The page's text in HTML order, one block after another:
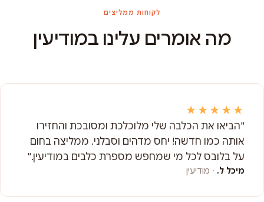
לקוחות ממליצים
מה אומרים עלינו במודיעין
★★★★★
"הביאו את הכלבה שלי מלוכלכת ומסובכת והחזירו
אותה כמו חדשה! יחס מדהים וסבלני. ממליצה בחום
על בלובס לכל מי שמחפש מספרת כלבים במודיעין."
מיכל ל. · מודיעין